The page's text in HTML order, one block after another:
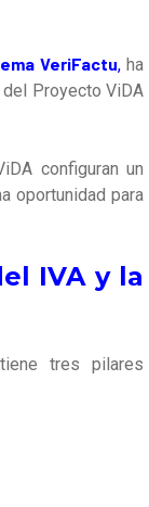
VeriFactu,ha
Proyecto ViDA
configuran un
oportunidad para
IVA y la
tres pilares